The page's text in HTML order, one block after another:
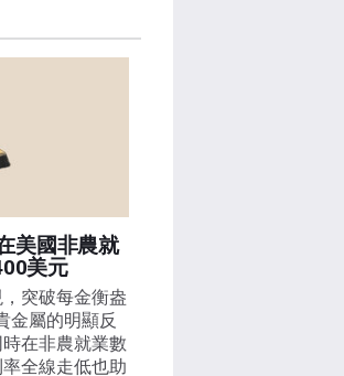
美國非農就
美元
突破每金衡盎
金屬的明顯反
在非農就業數
全線走低也助